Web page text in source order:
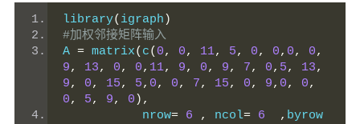
library( igraph )
#加权邻接矩阵输入
A = matrix( c( 0, 0, 11, 5, 0, 0, 0, 0,
9, 13, 0, 0, 11, 9, 0, 9, 7, 0, 5, 13,
9, 0, 15, 5, 0, 0, 7, 15, 0, 9, 0, 0,
0, 5, 9, 0 ),
           nrow
= 6 , ncol= 6 ,